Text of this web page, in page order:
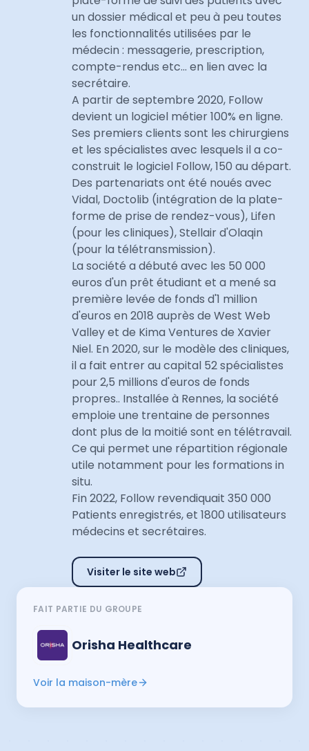
un dossier médical et peu à peu toutes
les fonctionnalités utilisées par le
médecin : messagerie, prescription,
compte-rendus etc... en lien avec la
secrétaire.
A partir de septembre 2020, Follow
devient un logiciel métier 100% en ligne.
Ses premiers clients sont les chirurgiens
et les spécialistes avec lesquels il a co-
construit le logiciel Follow, 150 au départ.
Des partenariats ont été noués avec
Vidal, Doctolib (intégration de la plate-
forme de prise de rendez-vous), Lifen
(pour les cliniques), Stellair d'Olaqin
(pour la télétransmission).
La société a débuté avec les 50 000
euros d'un prêt étudiant et a mené sa
première levée de fonds d'1 million
d'euros en 2018 auprès de West Web
Valley et de Kima Ventures de Xavier
Niel. En 2020, sur le modèle des cliniques,
il a fait entrer au capital 52 spécialistes
pour 2,5 millions d'euros de fonds
propres.. Installée à Rennes, la société
emploie une trentaine de personnes
dont plus de la moitié sont en télétravail.
Ce qui permet une répartition régionale
utile notamment pour les formations in
situ.
Fin 2022, Follow revendiquait 350 000
Patients enregistrés, et 1800 utilisateurs
médecins et secrétaires.
Visiter le site web
FAIT PARTIE DU GROUPE
Orisha Healthcare
Voir la maison-mère